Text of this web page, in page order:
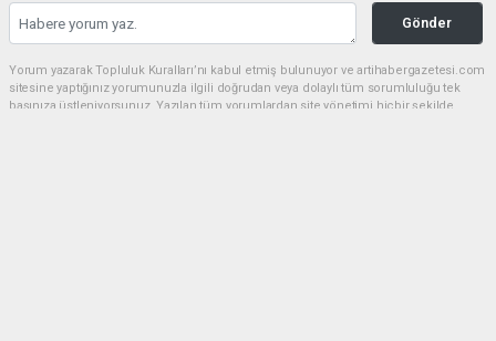
Gönder
Yorum yazarak Topluluk Kuralları’nı kabul etmiş bulunuyor ve artihabergazetesi.com
sitesine yaptığınız yorumunuzla ilgili doğrudan veya dolaylı tüm sorumluluğu tek
başınıza üstleniyorsunuz. Yazılan tüm yorumlardan site yönetimi hiçbir şekilde